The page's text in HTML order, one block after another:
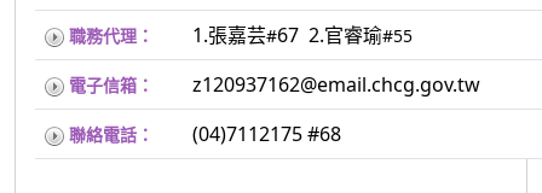
職務代理： 1.張嘉芸#67 2.官睿瑜#55
電子信箱： z120937162@email.chcg.gov.tw
聯絡電話： (04)7112175 #68